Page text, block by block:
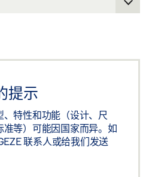
提示
、特性和功能（设计、尺
等）可能因国家而异。如
联系人或给我们发送